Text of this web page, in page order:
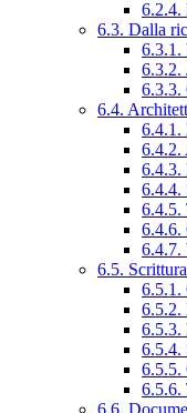
6.2.4.
6.3. Dalla
6.3.1.
6.3.2.
6.3.3.
6.4.
6.4.1.
6.4.2.
6.4.3.
6.4.4.
6.4.5.
6.4.6.
6.4.7.
6.5.
6.5.1.
6.5.2.
6.5.3.
6.5.4.
6.5.5.
6.5.6.
6.6.